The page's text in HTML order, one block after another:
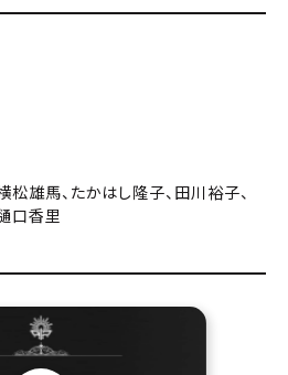
松雄馬、たかはし隆子、田川裕子、
口香里